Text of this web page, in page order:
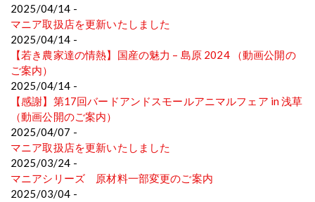
2025/04/14 -
マニア取扱店を更新いたしました
2025/04/14 -
【若き農家達の情熱】国産の魅力 – 島原 2024 （動画公開の
ご案内）
2025/04/14 -
【感謝】第17回バードアンドスモールアニマルフェア in 浅草
（動画公開のご案内）
2025/04/07 -
マニア取扱店を更新いたしました
2025/03/24 -
マニアシリーズ 原材料一部変更のご案内
2025/03/04 -